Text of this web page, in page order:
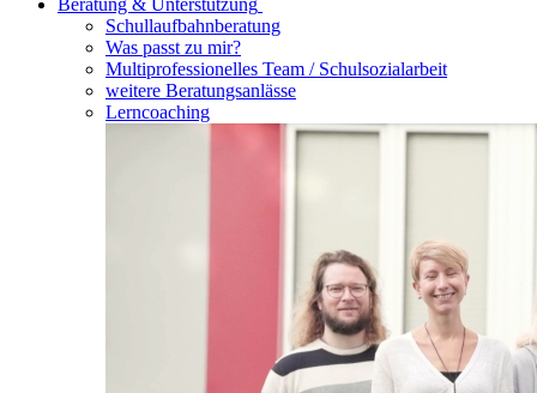
Beratung & Unterstützung
Schullaufbahnberatung
Was passt zu mir?
Multipro­fessionelles Team / Schulsozialarbeit
weitere Beratungsanlässe
Lerncoaching